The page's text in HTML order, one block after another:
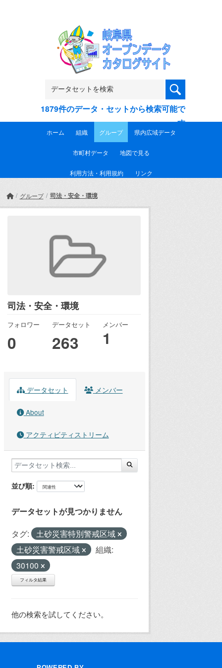
1879件のデータ・セットから検索可能で
す
ホーム 組織 グループ 県内広域データ
市町村データ 地図で見る
利用方法・利用規約 リンク
グループ 司法・安全・環境
司法・安全・環境
フォロワー
0
データセット
263
メンバー
1
データセット メンバー
About
アクティビティストリーム
並び順
データセットが見つかりません
タグ:
土砂災害特別警戒区域
土砂災害警戒区域
組織:
30100
フィルタ結果
他の検索を試してください。